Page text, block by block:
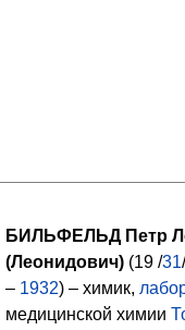
БИЛЬФЕЛЬД Петр
(Леонидович)(19 /31
– 1932) – химик,
медицинской химии